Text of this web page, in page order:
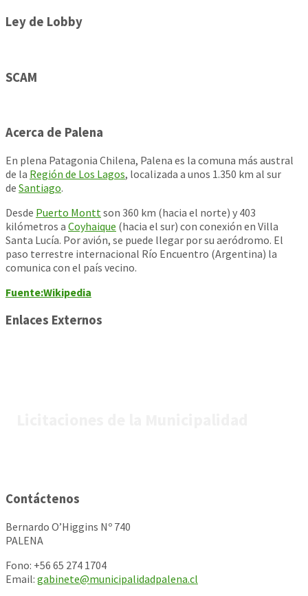
Ley de Lobby
SCAM
Acerca de Palena
En plena Patagonia Chilena, Palena es la comuna más austral
de la Región de Los Lagos, localizada a unos 1.350 km al sur
de Santiago.
Desde Puerto Montt son 360 km (hacia el norte) y 403
kilómetros a Coyhaique (hacia el sur) con conexión en Villa
Santa Lucía. Por avión, se puede llegar por su aeródromo. El
paso terrestre internacional Río Encuentro (Argentina) la
comunica con el país vecino.
Fuente:Wikipedia
Enlaces Externos
Contáctenos
Bernardo O’Higgins Nº 740
PALENA
Fono: +56 65 274 1704
Email: gabinete@municipalidadpalena.cl